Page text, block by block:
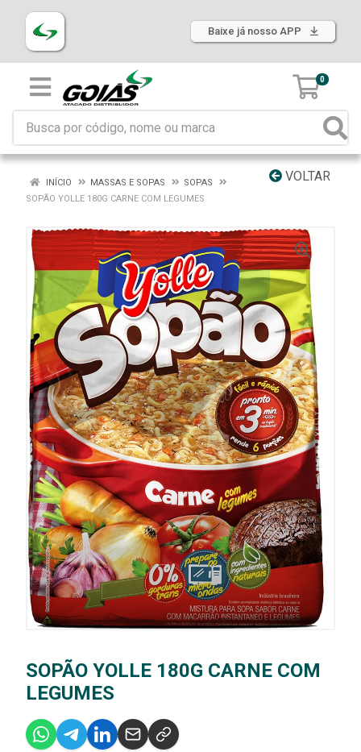
Baixe já nosso APP
0
VOLTAR
INÍCIO MASSAS E SOPAS
SOPAS
SOPÃO YOLLE 180G CARNE COM LEGUMES
SOPÃO YOLLE 180G CARNE COM
LEGUMES